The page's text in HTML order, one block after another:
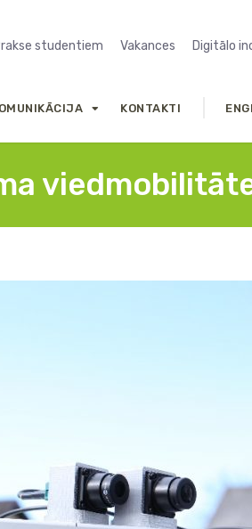
studentiem Vakances Digitālo
KONTAKTI